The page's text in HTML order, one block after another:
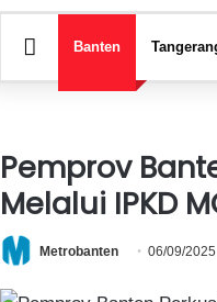
HOMEBanten
Pemprov
Melalui IPKD
Metrobanten 06/09/2025